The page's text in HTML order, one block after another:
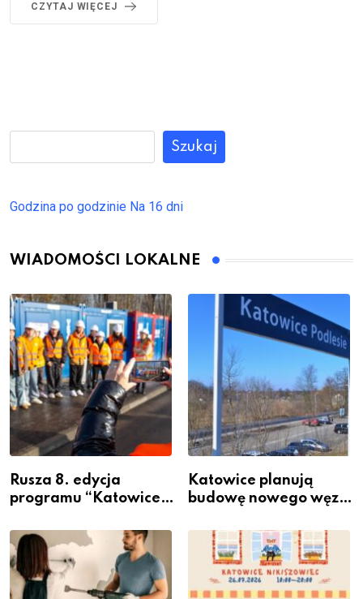
CZYTAJ WIĘCEJ
Szukaj
Godzina po godzinie Na 16 dni
WIADOMOŚCI LOKALNE
Rusza 8. edycja
programu “Katowice
– nabór dla
przedsiębiorców
Katowice planują
budowę nowego węzła
Podlesiu